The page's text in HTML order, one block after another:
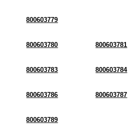
800603779
800603780 800603781
800603783 800603784
800603786 800603787
800603789